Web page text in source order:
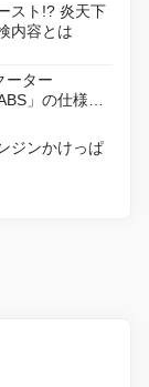
スト!? 炎天下
内容とは
ーター
」の仕様を
ジンかけっぱ